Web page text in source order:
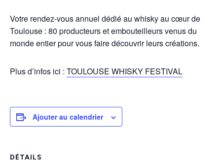
Votre rendez-vous annuel dédié au whisky au cœur de
Toulouse : 80 producteurs et embouteilleurs venus du
monde entier pour vous faire découvrir leurs créations.
Plus d’infos ici : TOULOUSE WHISKY FESTIVAL
Ajouter au calendrier
DÉTAILS